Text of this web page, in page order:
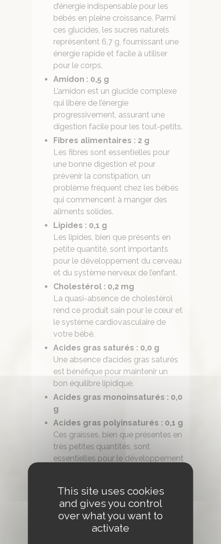
d’énergie indispensable pour les
bébés en pleine croissance. Parmi
ces glucides, les sucres naturels
représentent 6,7 g, fournissant une
énergie rapide et facile à utiliser
pour le corps.
Amidon : 0,5 g
L’amidon est un glucide complexe
qui libère de l’énergie
progressivement, assurant une
digestion facile pour les tout-petits.
Fibres alimentaires : 2 g
Les fibres sont essentielles pour
une bonne digestion et pour
prévenir la constipation, un
problème fréquent chez les bébés
qui commencent à manger des
aliments solides.
Lipides : 0,1 g
Les lipides, bien que présents en
petite quantité, sont importants
pour le développement du cerveau
et du système nerveux de l’enfant.
Cholestérol : 0,2 mg
La quasi-absence de cholestérol
rend ce produit sain pour le cœur et
le système cardiovasculaire de
votre bébé.
Acides gras saturés : 0,0 g
Une absence d’acides gras saturés
est bénéfique pour maintenir un
bon équilibre lipidique.
Acides gras monoinsaturés : 0,0
g
Acides gras polyinsaturés : 0,1 g
Ces graisses, bien que présentes en
très petites quantités, sont
essentielles pour le développement
Une forte teneur en eau assure une
hydratation adéquate et contribue
à la texture lisse et facile à manger
de cette purée.
This site uses cookies
and gives you control
over what you want to
activate